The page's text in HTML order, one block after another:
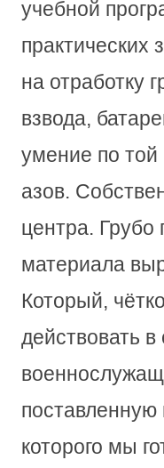
учебной
практических
на отработку
взвода,
умение по той
азов.
центра. Грубо
материала
Который,
действовать
которого мы